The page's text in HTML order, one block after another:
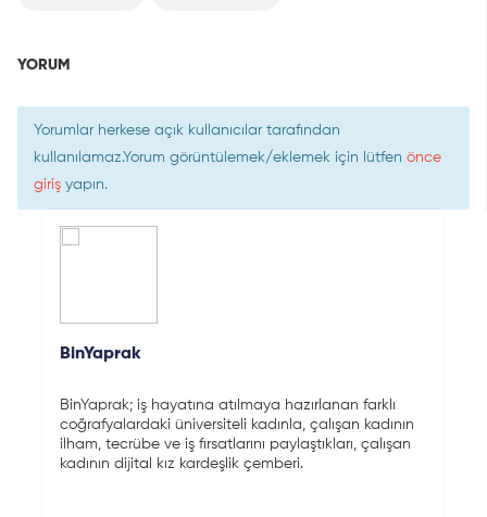
YORUM
Yorumlar herkese açık kullanıcılar tarafından
kullanılamaz.Yorum görüntülemek/eklemek için lütfen önce
giriş yapın.
BinYaprak
BinYaprak; iş hayatına atılmaya hazırlanan farklı
coğrafyalardaki üniversiteli kadınla, çalışan kadının
ilham, tecrübe ve iş fırsatlarını paylaştıkları, çalışan
kadının dijital kız kardeşlik çemberi.